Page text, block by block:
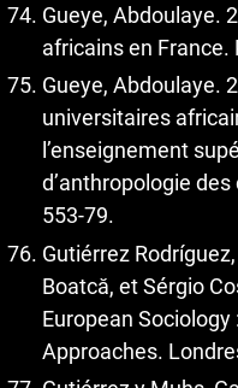
Gueye, Abdoulaye.
africains en France.
Gueye, Abdoulaye.
universitaires
l’enseignement
d’anthropologie
553‑79.
Gutiérrez
Boatcă, et Sérgio
European
Approaches.